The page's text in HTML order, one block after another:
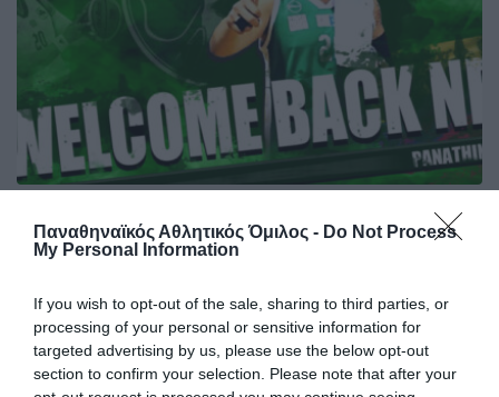
Παναθηναϊκός Αθλητικός Όμιλος - Do Not Process
My Personal Information
If you wish to opt-out of the sale, sharing to third parties, or
processing of your personal or sensitive information for
targeted advertising by us, please use the below opt-out
section to confirm your selection. Please note that after your
Νέλσον η… επιστροφή!
Ξανά στα πράσινα ο διεθνής Κολομβιανός άσσος με το πολύ
μέση ελέω Covid.
06.10.2020 ΜΠΑΣΚΕΤ ΜΕ ΑΜΑΞΙΔΙΟ